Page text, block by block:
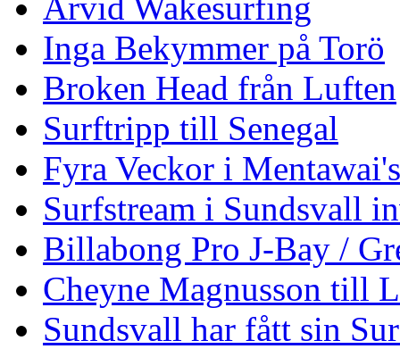
Inga Bekymmer på Torö
Broken Head från Luften
Surftripp till Senegal
Fyra Veckor i Mentawai's
Surfstream i Sundsvall
Billabong Pro J-Bay /
Cheyne Magnusson till
Sundsvall har fått sin